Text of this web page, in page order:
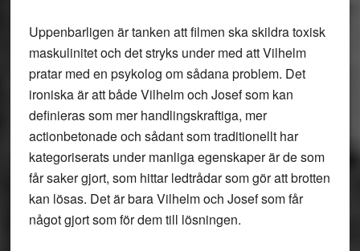
Uppenbarligen är tanken att filmen ska skildra toxisk
maskulinitet och det stryks under med att Vilhelm
pratar med en psykolog om sådana problem. Det
ironiska är att både Vilhelm och Josef som kan
definieras som mer handlingskraftiga, mer
actionbetonade och sådant som traditionellt har
kategoriserats under manliga egenskaper är de som
får saker gjort, som hittar ledtrådar som gör att brotten
kan lösas. Det är bara Vilhelm och Josef som får
något gjort som för dem till lösningen.